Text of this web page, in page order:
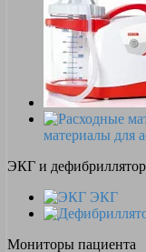
материалы для
ЭКГ и
ЭКГ
Мониторы пациента